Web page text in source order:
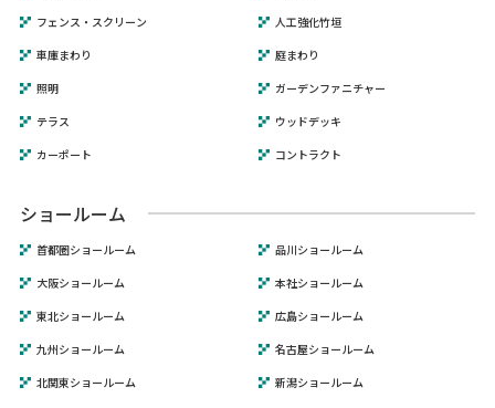
フェンス・スクリーン
人工強化竹垣
車庫まわり
庭まわり
照明
ガーデンファニチャー
テラス
ウッドデッキ
カーポート
コントラクト
ショールーム
首都圏ショールーム
品川ショールーム
大阪ショールーム
本社ショールーム
東北ショールーム
広島ショールーム
九州ショールーム
名古屋ショールーム
北関東ショールーム
新潟ショールーム